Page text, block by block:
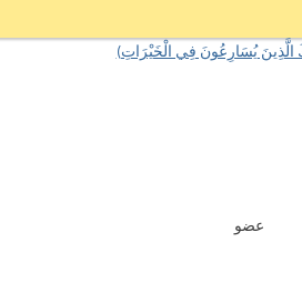
الَّذِينَ يُسَارِعُونَ فِي الْخَيْرَاتِ)
عضو